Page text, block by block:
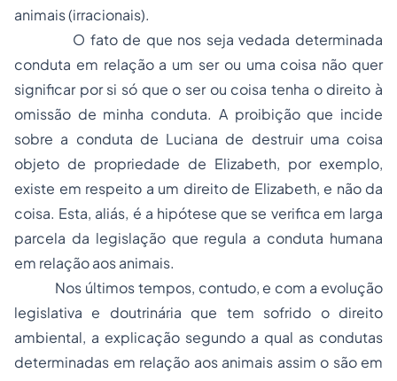
animais (irracionais).
O fato de que nos seja vedada determinada
conduta em relação a um ser ou uma coisa não quer
significar por si só que o ser ou coisa tenha o direito à
omissão de minha conduta. A proibição que incide
sobre a conduta de Luciana de destruir uma coisa
objeto de propriedade de Elizabeth, por exemplo,
existe em respeito a um direito de Elizabeth, e não da
coisa. Esta, aliás, é a hipótese que se verifica em larga
parcela da legislação que regula a conduta humana
em relação aos animais.
Nos últimos tempos, contudo, e com a evolução
legislativa e doutrinária que tem sofrido o direito
ambiental, a explicação segundo a qual as condutas
determinadas em relação aos animais assim o são em